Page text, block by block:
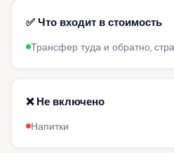
✅ Что входит в стоимость
Трансфер туда и обратно,
❌ Не включено
Напитки